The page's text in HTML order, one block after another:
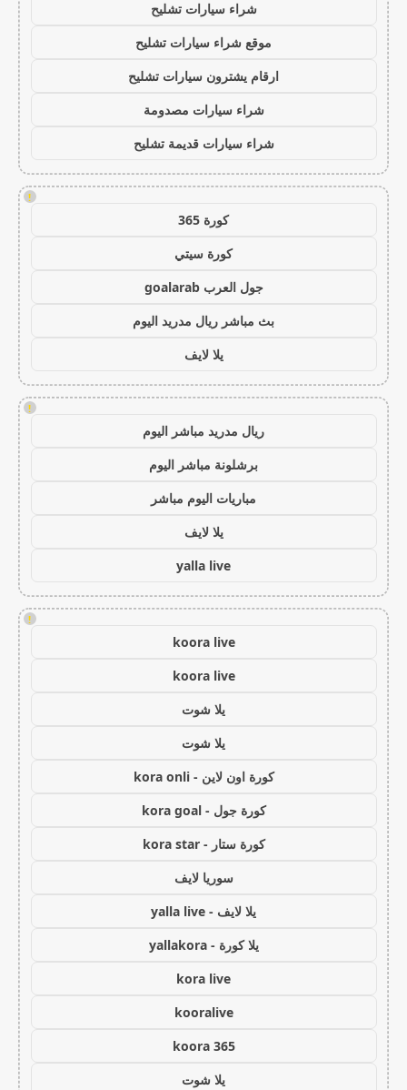
شراء سيارات تشليح
موقع شراء سيارات تشليح
ارقام يشترون سيارات تشليح
شراء سيارات مصدومة
شراء سيارات قديمة تشليح
!
كورة 365
كورة سيتي
جول العرب goalarab
بث مباشر ريال مدريد اليوم
يلا لايف
!
ريال مدريد مباشر اليوم
برشلونة مباشر اليوم
مباريات اليوم مباشر
يلا لايف
yalla live
!
koora live
koora live
يلا شوت
يلا شوت
كورة اون لاين - kora onli
كورة جول - kora goal
كورة ستار - kora star
سوريا لايف
يلا لايف - yalla live
يلا كورة - yallakora
kora live
kooralive
koora 365
يلا شوت